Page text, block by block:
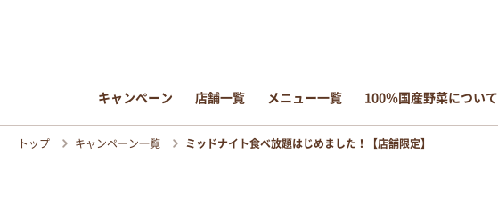
キャンペーン 店舗一覧 メニュー一覧 100％国産野菜について
キャンペーン 店舗一覧 メニュー一覧 100％国産野菜について
トップ キャンペーン一覧 ミッドナイト食べ放題はじめました！【店舗限定】